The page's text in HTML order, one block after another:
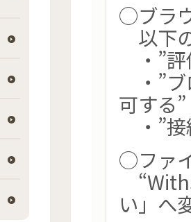
○ブラ
以下
・”評
・”ブ
可する”
・”接
○ファ
い」へ